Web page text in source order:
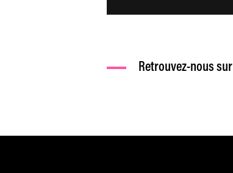
Retrouvez-nous sur